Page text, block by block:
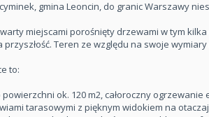
gmina Leoncin, do granic Warszawy
miejscami porośnięty drzewami w tym
przyszłość. Teren ze względu na swoje
to:
ok. 120 m2, całoroczny
tarasowymi z pięknym widokiem na